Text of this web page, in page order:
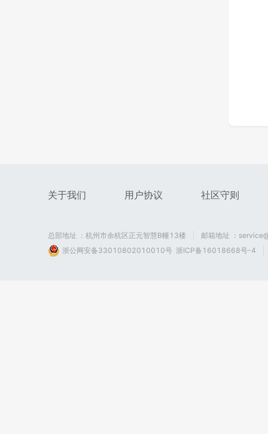
关于我们 用户协议 社区守则
总部地址 ：杭州市余杭区正元智慧B幢13楼
邮箱地址 ：
浙公网安备33010802010010号 浙ICP备16018668号-4